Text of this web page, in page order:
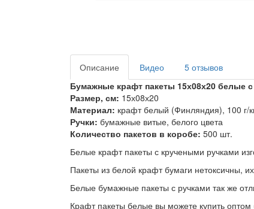
Описание Видео
5 отзывов
Бумажные крафт пакеты 15х08х20 белые
Размер, см: 15х08х20
Материал: крафт белый (Финляндия), 100 г/
Ручки: бумажные витые, белого цвета
Количество пакетов в коробе: 500 шт.
Белые крафт пакеты с кручеными ручками
Пакеты из белой крафт бумаги нетоксичны,
Белые бумажные пакеты с ручками так же
Крафт пакеты белые вы можете купить оптом